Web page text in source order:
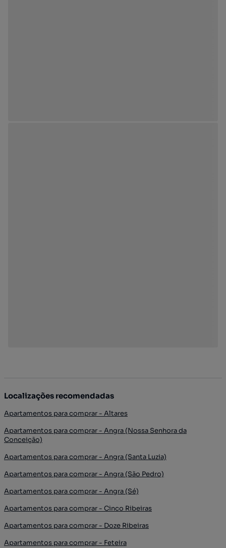
Localizações recomendadas
Apartamentos para comprar - Altares
Apartamentos para comprar - Angra (Nossa Senhora da
Conceição)
Apartamentos para comprar - Angra (Santa Luzia)
Apartamentos para comprar - Angra (São Pedro)
Apartamentos para comprar - Angra (Sé)
Apartamentos para comprar - Cinco Ribeiras
Apartamentos para comprar - Doze Ribeiras
Apartamentos para comprar - Feteira